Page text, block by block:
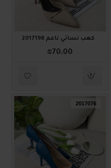
كعب نسائي ناعم 2017198
₪70.00
2017076